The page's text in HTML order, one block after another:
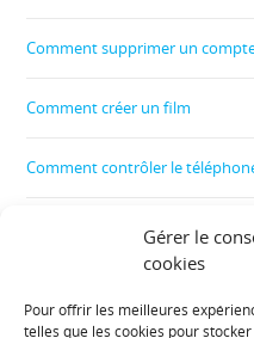
Gérer le
cookies
Pour offrir les meilleures
telles que les cookies pour
Comment supprimer un
Comment créer un film
Comment contrôler le
Comment récupérer les